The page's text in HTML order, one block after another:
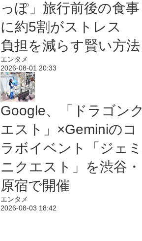
っぽ」旅行前後の食事
に約5割がストレス
負担を減らす賢い方法
エンタメ
2026-08-01 20:33
Google、「ドラゴンク
エスト」×Geminiのコ
ラボイベント「ジェミ
ニクエスト」を渋谷・
原宿で開催
エンタメ
2026-08-03 18:42